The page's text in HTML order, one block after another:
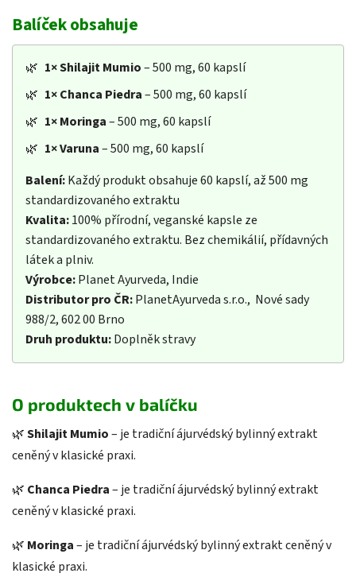
Balíček obsahuje
🌿 1×Shilajit Mumio– 500 mg, 60 kapslí
🌿 1×Chanca Piedra– 500 mg, 60 kapslí
🌿 1×Moringa– 500 mg, 60 kapslí
🌿 1×Varuna– 500 mg, 60 kapslí
Balení:Každý produkt obsahuje 60 kapslí, až 500 mg
standardizovaného extraktu
Kvalita:100% přírodní, veganské kapsle ze
standardizovaného extraktu. Bez chemikálií, přídavných
látek a plniv.
Výrobce:Planet Ayurveda, Indie
Distributor pro ČR:PlanetAyurveda s.r.o., Nové sady
988/2, 602 00 Brno
Druh produktu:Doplněk stravy
O produktech v balíčku
🌿Shilajit Mumio– je tradiční ájurvédský bylinný extrakt
ceněný v klasické praxi.
🌿 Chanca Piedra– je tradiční ájurvédský bylinný extrakt
ceněný v klasické praxi.
🌿 Moringa– je tradiční ájurvédský bylinný extrakt ceněný v
klasické praxi.